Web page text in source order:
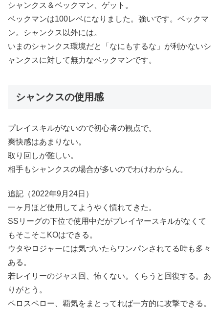
シャンクス＆ベックマン、ゲット。
ベックマンは100レベになりました。強いです。ベックマ
ン。シャンクス以外には。
いまのシャンクス環境だと「なにもするな」が利かないシ
ャンクスに対して無力なベックマンです。
シャンクスの使用感
プレイスキルがないので初心者の観点で。
爽快感はあまりない。
取り回しが難しい。
相手もシャンクスの場合が多いのでわけわからん。
追記（2022年9月24日）
一ヶ月ほど使用してようやく慣れてきた。
SSリーグの下位で使用中だがプレイヤースキルがなくて
もそこそこKOはできる。
ウタやロジャーには気づいたらワンパンされてる時も多々
ある。
若レイリーのジャス回、怖くない。くらうと回復する。あ
りがとう。
ペロスペロー、覇気をまとってれば一方的に攻撃できる。